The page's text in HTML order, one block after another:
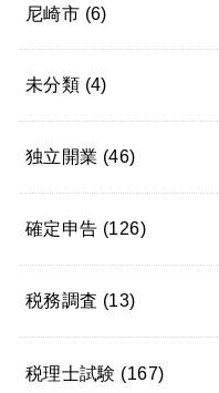
尼崎市 (6)
未分類 (4)
独立開業 (46)
確定申告 (126)
税務調査 (13)
税理士試験 (167)